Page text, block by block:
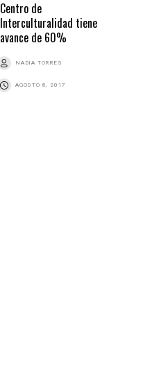
Centro de
Interculturalidad tiene
avance de 60%
NADIA TORRES
AGOSTO 8, 2017